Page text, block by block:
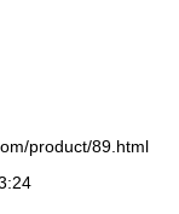
product/89.html